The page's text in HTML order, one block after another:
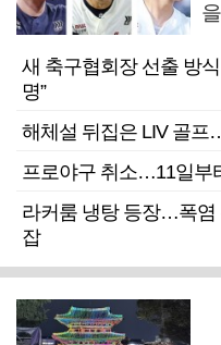
새 축구협회장 선출 방
명”
해체설 뒤집은 LIV 골프
프로야구 취소…11일부
라커룸 냉탕 등장…폭염
잡